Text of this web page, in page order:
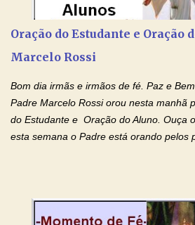
Tocai, Cura! E Restaura! "Jesus, no
agora que as águas do meu batismo
gerações, através de todas as raízes da
genealógica. Que o Sangue de Jesus,
Oração do Estudante e Oração
Marcelo Rossi
Bom dia irmãs e irmãos de fé. Paz e
Padre Marcelo Rossi orou nesta manhã
do Estudante e Oração do Aluno. Ouça
esta semana o Padre está orando pelos
intelectualmente e espiritualmente para
amor Ágape de Jesus e no amor